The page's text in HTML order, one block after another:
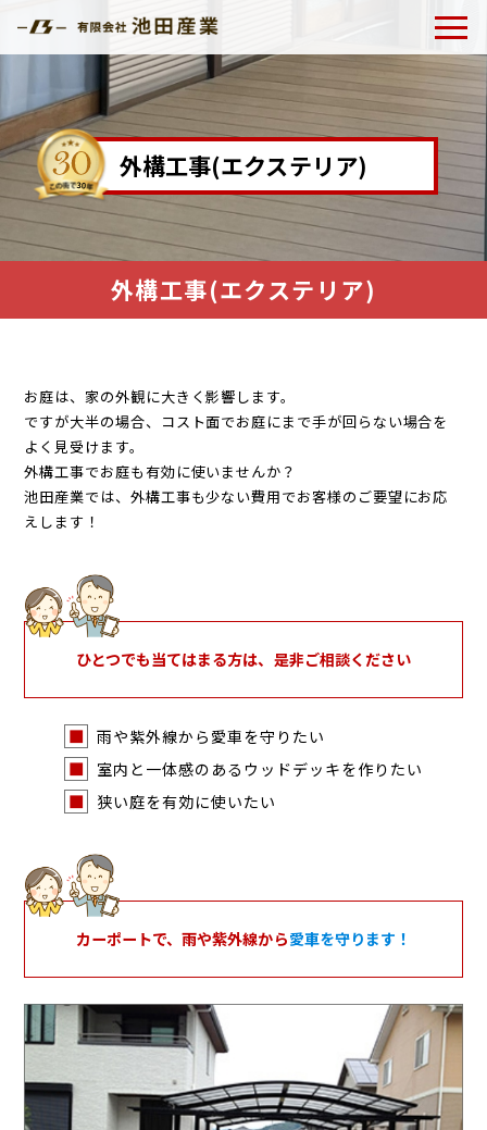
外構工事(エクステリア)
外構工事(エクステリア)
お庭は、家の外観に大きく影響します。
ですが大半の場合、コスト面でお庭にまで手が回らない場合を
よく見受けます。
外構工事でお庭も有効に使いませんか？
池田産業では、外構工事も少ない費用でお客様のご要望にお応
えします！
ひとつでも当てはまる方は、是非ご相談ください
雨や紫外線から愛車を守りたい
室内と一体感のあるウッドデッキを作りたい
狭い庭を有効に使いたい
カーポートで、雨や紫外線から愛車を守ります！